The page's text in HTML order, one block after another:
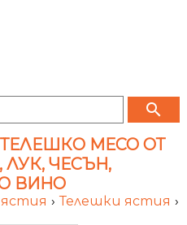
search
МЕСО ОТ
ЧЕСЪН,
ВИНО
› Телешки ястия ›